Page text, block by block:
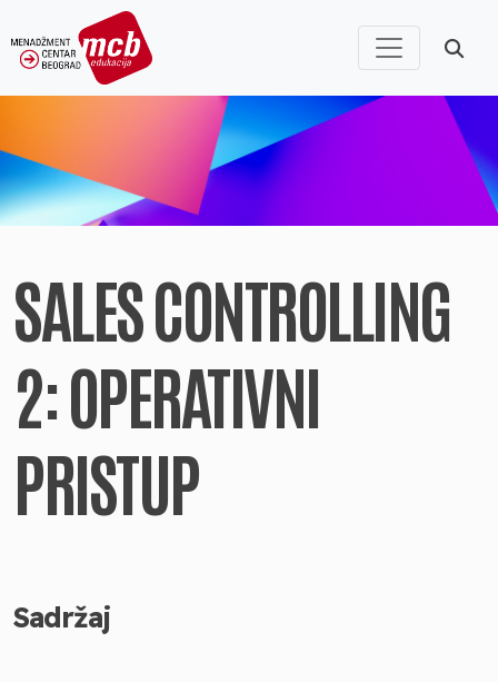
SALES CONTROLLING
2: OPERATIVNI
PRISTUP
Sadržaj